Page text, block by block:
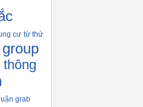
cư từ thứ
thông
grab